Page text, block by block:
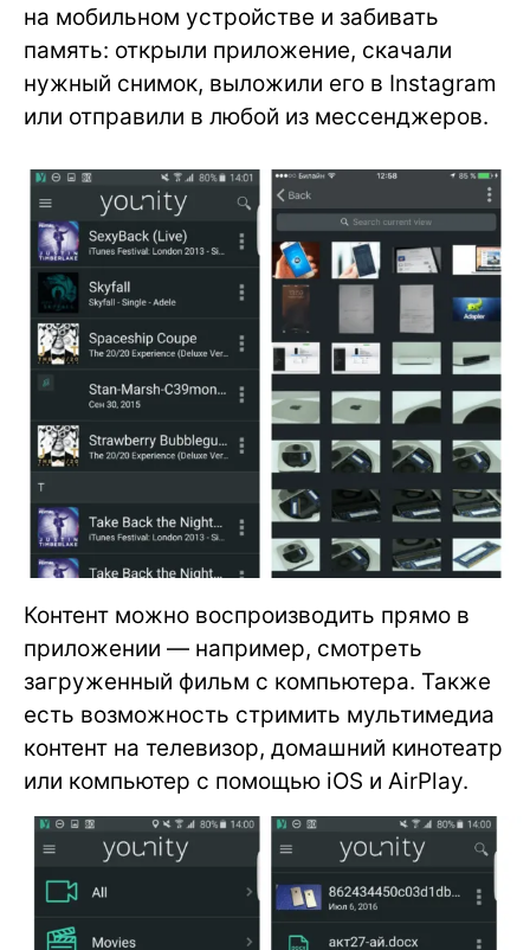
на мобильном устройстве и забивать
память: открыли приложение, скачали
нужный снимок, выложили его в Instagram
или отправили в любой из мессенджеров.
Контент можно воспроизводить прямо в
приложении — например, смотреть
загруженный фильм с компьютера. Также
есть возможность стримить мультимедиа
контент на телевизор, домашний кинотеатр
или компьютер с помощью iOS и AirPlay.